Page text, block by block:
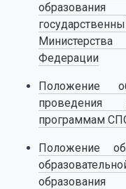
Федерации
Положение
проведения
программам
Положение
образования